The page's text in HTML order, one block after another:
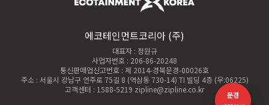
문경
에코테인먼트코리아 (주)
대표자 : 정원규
사업자번호 : 206-86-20248
통신판매업신고번호 : 제 2014-경북문경-00026호
주소 : 서울시 강남구 언주로 75길 8 (역삼동 730-14) TI 빌딩 4층 (우:06225)
고객센터 : 1588-5219 zipline@zipline.co.kr